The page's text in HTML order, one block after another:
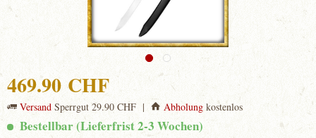
469.90 CHF
Versand Sperrgut 29.90 CHF | Abholungkostenlos
Bestellbar (Lieferfrist 2-3 Wochen)